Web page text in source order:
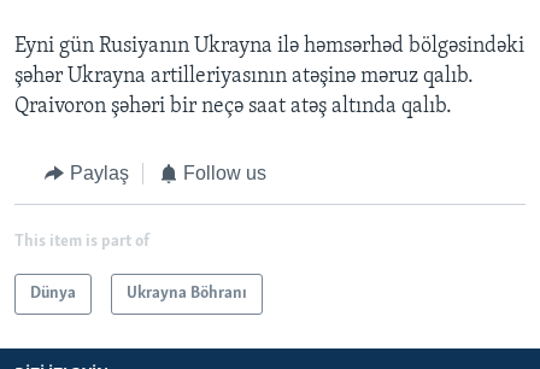
Eyni gün Rusiyanın Ukrayna ilə həmsərhəd bölgəsindəki
şəhər Ukrayna artilleriyasının atəşinə məruz qalıb.
Qraivoron şəhəri bir neçə saat atəş altında qalıb.
Paylaş Follow us
This item is part of
Dünya Ukrayna Böhranı